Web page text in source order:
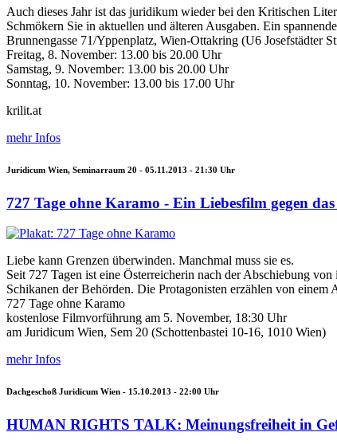
Auch dieses Jahr ist das juridikum wieder bei den Kritischen
Schmökern Sie in aktuellen und älteren Ausgaben. Ein
Brunnengasse 71/Yppenplatz, Wien-Ottakring (U6 Josefstädter
Freitag, 8. November: 13.00 bis 20.00 Uhr
Samstag, 9. November: 13.00 bis 20.00 Uhr
Sonntag, 10. November: 13.00 bis 17.00 Uhr
krilit.at
mehr Infos
Juridicum Wien, Seminarraum 20 - 05.11.2013 - 21:30 Uhr
727 Tage ohne Karamo - Ein Liebesfilm gegen das
Liebe kann Grenzen überwinden. Manchmal muss sie es.
Seit 727 Tagen ist eine Österreicherin nach der Abschiebung
Schikanen der Behörden. Die Protagonisten erzählen von
727 Tage ohne Karamo
kostenlose Filmvorführung am 5. November, 18:30 Uhr
am Juridicum Wien, Sem 20 (Schottenbastei 10-16, 1010 Wien)
mehr Infos
Dachgeschoß Juridicum Wien - 15.10.2013 - 22:00 Uhr
HUMAN RIGHTS TALK: Meinungsfreiheit in